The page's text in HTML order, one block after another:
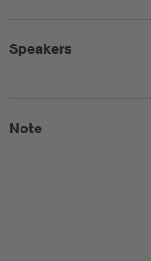
Speakers
Note